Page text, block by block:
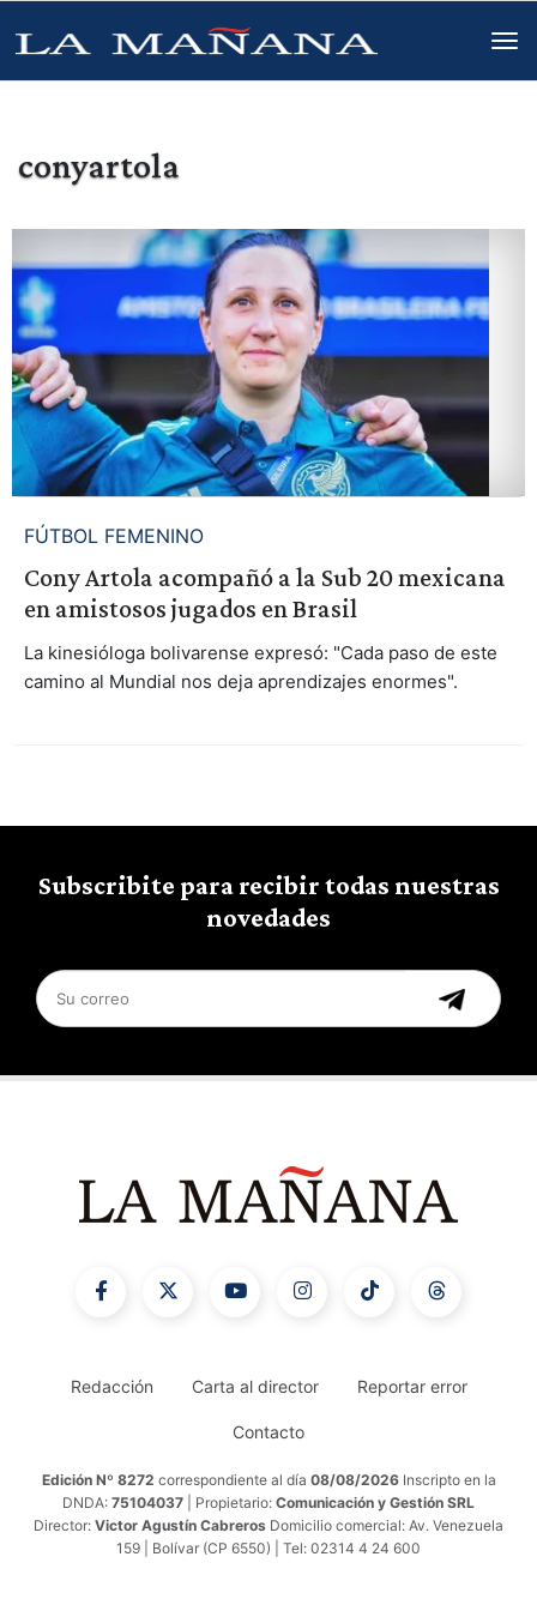
conyartola
FÚTBOL FEMENINO
Cony Artola acompañó a la Sub 20 mexicana
en amistosos jugados en Brasil
La kinesióloga bolivarense expresó: "Cada paso de este
camino al Mundial nos deja aprendizajes enormes".
Subscribite para recibir todas nuestras
novedades
Redacción Carta al director Reportar error
Contacto
Edición Nº 8272 correspondiente al día 08/08/2026 Inscripto en la
DNDA: 75104037 | Propietario: Comunicación y Gestión SRL
Director: Victor Agustín Cabreros Domicilio comercial: Av. Venezuela
159 | Bolívar (CP 6550) | Tel: 02314 4 24 600